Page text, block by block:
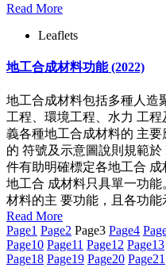
Read More
Leaflets
地工合成材料功能 (2022)
地工合成材料包括多種人造
工程、環境工程、水力 工程
義各種地工合成材料的 主
的 符號及示意圖說則規範於
件有助明確標定各地工合
地工合 成材料只具單一功
材料的主 要功能，且各功能
Read More
Page1 Page2 Page3 Page4
Page10 Page11 Page12 Page13
Page18 Page19 Page20 Page21